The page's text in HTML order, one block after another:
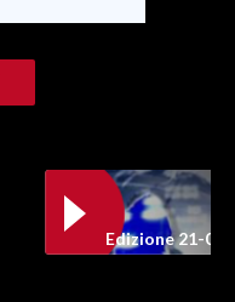
Edizione 21-05-